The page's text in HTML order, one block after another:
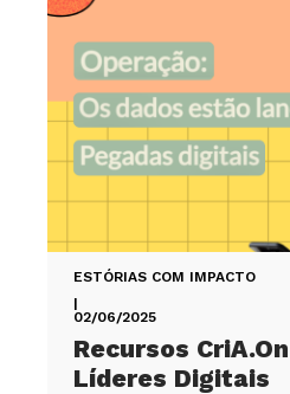
ESTÓRIAS COM IMPACTO
|
02/06/2025
Recursos
Líderes Digitais